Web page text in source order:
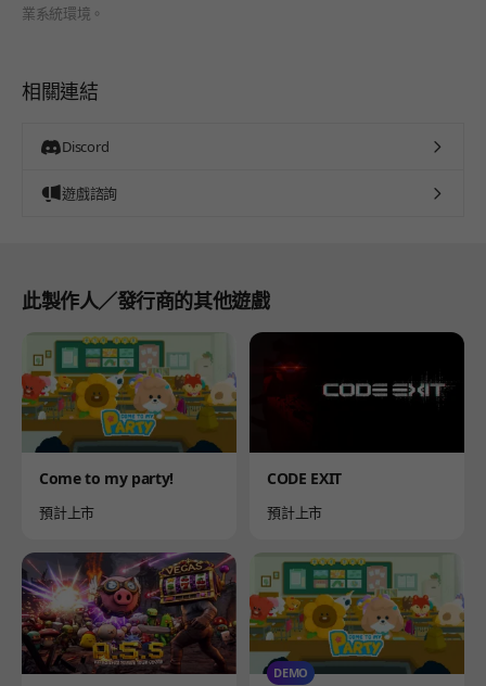
業系統環境。
相關連結
Discord
遊戲諮詢
此製作人／發行商的其他遊戲
Product
Come to my party!
Availability
預計上市
Product
CODE EXIT
Availability
預計上市
DEMO